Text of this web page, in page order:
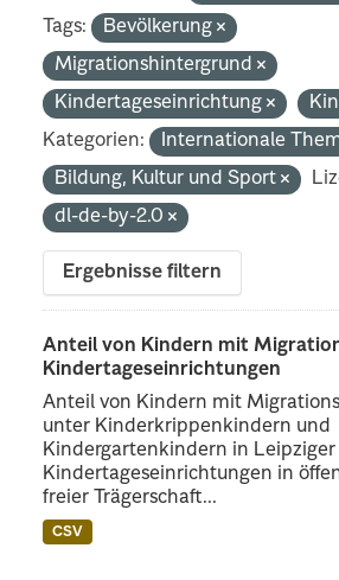
Tags:
Bevölkerung
Migrationshintergrund
Kindertageseinrichtung
Kategorien:
Internationale
Bildung, Kultur und Sport
dl-de-by-2.0
Ergebnisse filtern
Anteil von Kindern mit
Kindertageseinrichtungen
Anteil von Kindern mit
unter Kinderkrippenkindern und
Kindergartenkindern in Leipziger
Kindertageseinrichtungen in
freier Trägerschaft...
CSV